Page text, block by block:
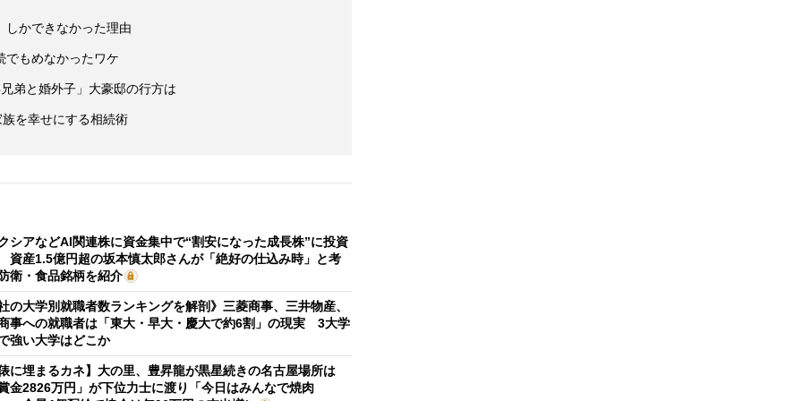
しかできなかった理由
でもめなかったワケ
弟と婚外子」大豪邸の行方は
を幸せにする相続術
シアなどAI関連株に資金集中で“割安になった成長株”に投資
産1.5億円超の坂本慎太郎さんが「絶好の仕込み時」と考
衛・食品銘柄を紹介
の大学別就職者数ランキングを解剖》三菱商事、三井物産、
事への就職者は「東大・早大・慶大で約6割」の現実 3大学
強い大学はどこか
に埋まるカネ】大の里、豊昇龍が黒星続きの名古屋場所は
金2826万円」が下位力士に渡り「今日はみんなで焼肉